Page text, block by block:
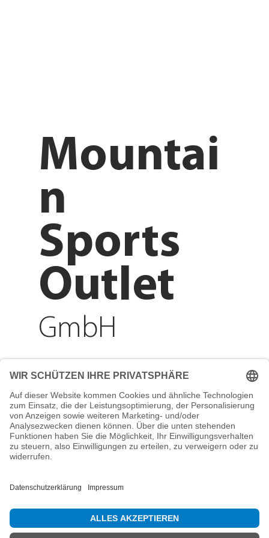
Adresse
Reichenberger Str. 1
84130 Dingolfing
Telefon
info@mountain-sports-
Mountai
n
Sports
Outlet
GmbH